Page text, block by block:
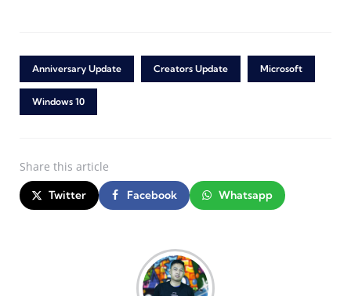
Anniversary Update Creators Update Microsoft
Windows 10
Share this article
Twitter Facebook Whatsapp